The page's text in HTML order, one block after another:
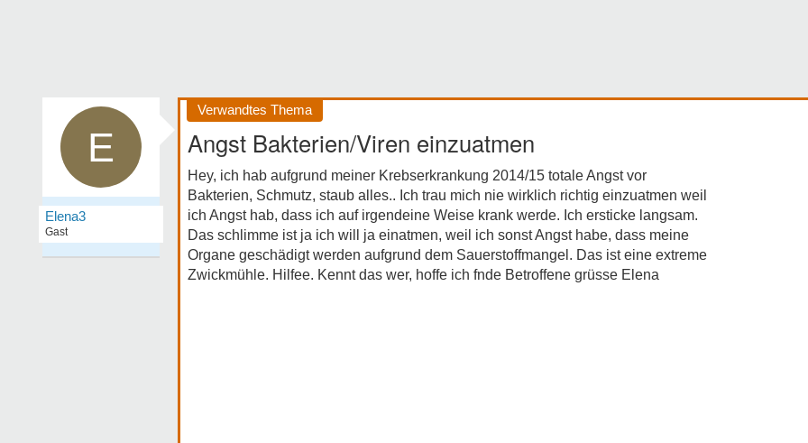
E
Elena3
Gast
Verwandtes Thema
Angst Bakterien/Viren einzuatmen
Hey, ich hab aufgrund meiner Krebserkrankung 2014/15 totale Angst vor
Bakterien, Schmutz, staub alles.. Ich trau mich nie wirklich richtig einzuatmen weil
ich Angst hab, dass ich auf irgendeine Weise krank werde. Ich ersticke langsam.
Das schlimme ist ja ich will ja einatmen, weil ich sonst Angst habe, dass meine
Organe geschädigt werden aufgrund dem Sauerstoffmangel. Das ist eine extreme
Zwickmühle. Hilfee. Kennt das wer, hoffe ich fnde Betroffene grüsse Elena